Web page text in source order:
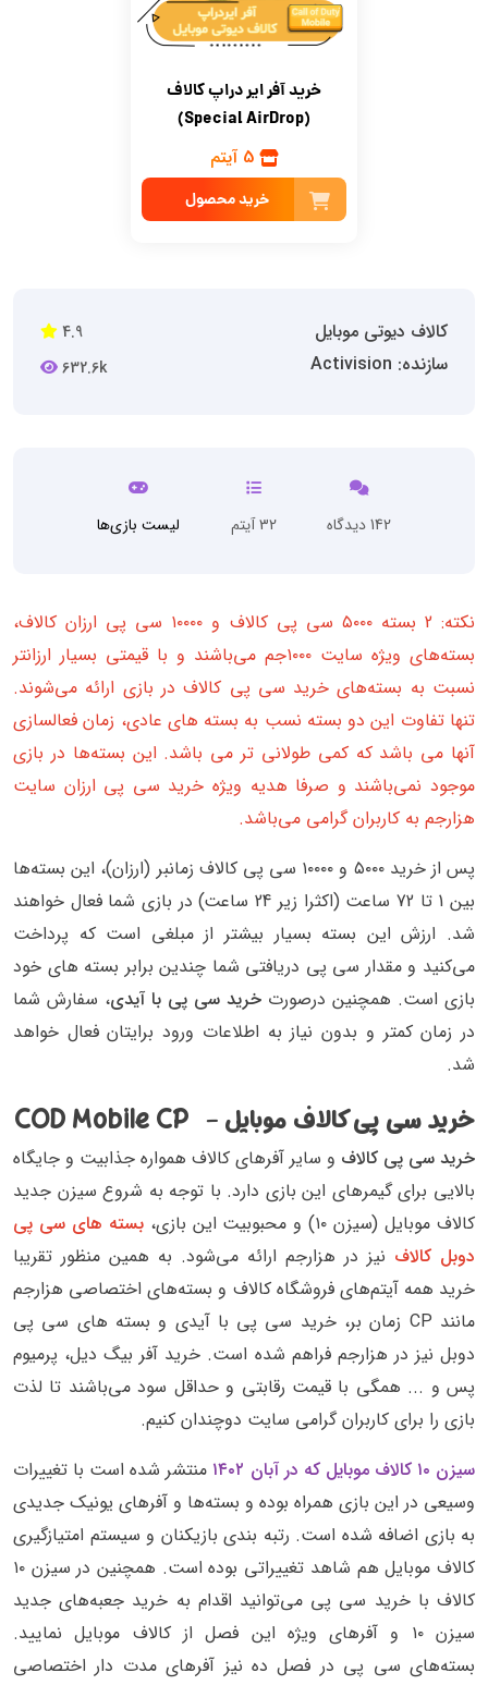
خرید آفر ایر دراپ کالاف
(Special AirDrop)
5 آیتم
خرید محصول
کالاف دیوتی موبایل
سازنده: Activision
4.9
632.6k
142 دیدگاه 32 آیتم لیست بازی‌ها
نکته: 2 بسته ۵۰۰۰ سی پی کالاف و ۱۰۰۰۰ سی پی ارزان کالاف،
بسته‌های ویژه سایت ۱۰۰۰جم می‌باشند و با قیمتی بسیار ارزانتر
نسبت به بسته‌های خرید سی پی کالاف در بازی ارائه می‌شوند.
تنها تفاوت این دو بسته نسب به بسته های عادی، زمان فعالسازی
آنها می باشد که کمی طولانی تر می باشد. این بسته‌ها در بازی
موجود نمی‌باشند و صرفا هدیه ویژه خرید سی پی ارزان سایت
هزارجم به کاربران گرامی می‌باشد.
پس از خرید ۵۰۰۰ و ۱۰۰۰۰ سی پی کالاف زمانبر (ارزان)، این بسته‌ها
بین 1 تا 72 ساعت (اکثرا زیر 24 ساعت) در بازی شما فعال خواهند
شد. ارزش این بسته بسیار بیشتر از مبلغی است که پرداخت
می‌کنید و مقدار سی پی دریافتی شما چندین برابر بسته های خود
بازی است. همچنین درصورت خرید سی پی با آیدی، سفارش شما
در زمان کمتر و بدون نیاز به اطلاعات ورود برایتان فعال خواهد
شد.
خرید سی پی کالاف موبایل - COD Mobile CP
خرید سی پی کالاف و سایر آفرهای کالاف همواره جذابیت و جایگاه
بالایی برای گیمرهای این بازی دارد. با توجه به شروع سیزن جدید
کالاف موبایل (سیزن ۱۰) و محبوبیت این بازی،
بسته های سی پی
دوبل کالاف نیز در هزارجم ارائه می‌شود. به همین منظور تقریبا
خرید همه آیتم‌های فروشگاه کالاف و بسته‌های اختصاصی هزارجم
مانند CP زمان بر، خرید سی پی با آیدی و بسته های سی پی
دوبل نیز در هزارجم فراهم شده است. خرید آفر بیگ دیل، پرمیوم
پس و ... همگی با قیمت رقابتی و حداقل سود می‌باشند تا لذت
بازی را برای کاربران گرامی سایت دوچندان کنیم.
سیزن ۱۰ کالاف موبایل که در آبان ۱۴۰۲
منتشر شده است با تغییرات
وسیعی در این بازی همراه بوده و بسته‌ها و آفرهای یونیک جدیدی
به بازی اضافه شده است. رتبه بندی بازیکنان و سیستم امتیازگیری
کالاف موبایل هم شاهد تغییراتی بوده است. همچنین در سیزن ۱۰
کالاف با خرید سی پی می‌توانید اقدام به خرید جعبه‌های جدید
سیزن ۱۰ و آفرهای ویژه این فصل از کالاف موبایل نمایید.
بسته‌های سی پی در فصل ده نیز آفرهای مدت دار اختصاصی